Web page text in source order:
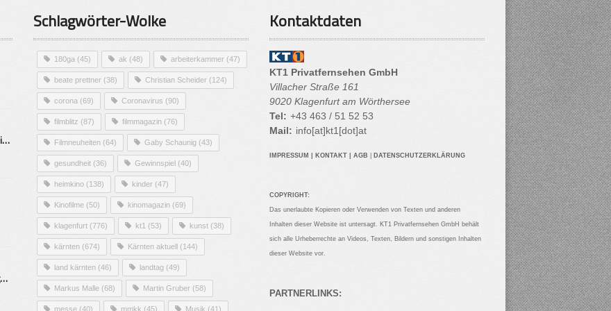
Alarmierende Selbstmordrate in Kärnten
Mittelstand – Fit fürs Land Folge 9- Konditor
Schlagwörter-Wolke
180ga (45) ak (48) arbeiterkammer (47)
beate prettner (38) Christian Scheider (124)
corona (69) Coronavirus (90)
filmblitz (87) filmmagazin (76)
Filmneuheiten (64) Gaby Schaunig (43)
gesundheit (36) Gewinnspiel (40)
heimkino (138) kinder (47)
Kinofilme (50) kinomagazin (69)
klagenfurt (776) kt1 (53) kunst (38)
kärnten (674) Kärnten aktuell (144)
land kärnten (46) landtag (49)
Markus Malle (68) Martin Gruber (58)
messe (40) mmkk (45) Musik (41)
Kontaktdaten
KT1 Privatfernsehen GmbH
Villacher Straße 161
9020 Klagenfurt am Wörthersee
Tel: +43 463 / 51 52 53
Mail: info[at]kt1[dot]at
IMPRESSUM KONTAKT AGB DATENSCHUTZERKLÄRUNG
COPYRIGHT:
Das unerlaubte Kopieren oder Verwenden von Texten und anderen
Inhalten dieser Website ist untersagt. KT1 Privatfernsehen GmbH behält
sich alle Urheberrechte an Videos, Texten, Bildern und sonstigen Inhalten
dieser Website vor.
PARTNERLINKS: